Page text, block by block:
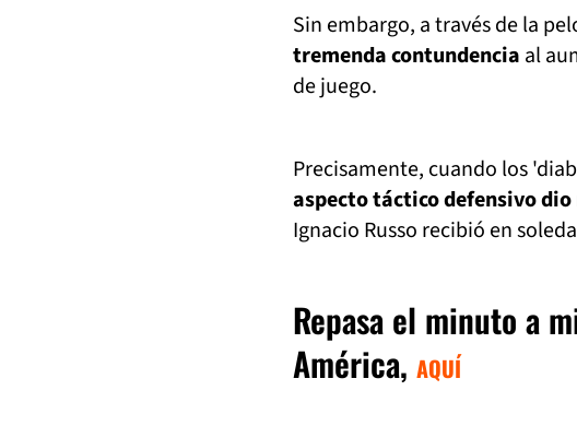
Sin embargo, a través de la
tremenda contundencia al
de juego.
Precisamente, cuando los
aspecto táctico defensivo
Ignacio Russo recibió en
Repasa el minuto a
América, AQUÍ